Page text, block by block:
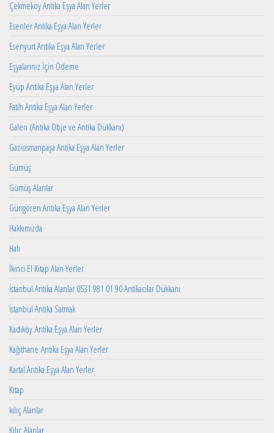
Çekmeköy Antika Eşya Alan Yerler
Esenler Antika Eşya Alan Yerler
Esenyurt Antika Eşya Alan Yerler
Eşyalarınız İçin Ödeme
Eyüp Antika Eşya Alan Yerler
Fatih Antika Eşya Alan Yerler
Galeri (Antika Obje ve Antika Dükkanı)
Gaziosmanpaşa Antika Eşya Alan Yerler
Gümüş
Gümüş Alanlar
Güngören Antika Eşya Alan Yerler
Hakkımızda
Halı
İkinci El Kitap Alan Yerler
İstanbul Antika Alanlar 0531 981 01 90 Antikacılar Dükkanı
İstanbul Antika Satmak
Kadıköy Antika Eşya Alan Yerler
Kağıthane Antika Eşya Alan Yerler
Kartal Antika Eşya Alan Yerler
Kitap
kılıç Alanlar
Kılıç Alanlar